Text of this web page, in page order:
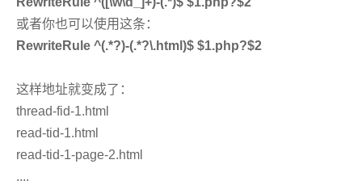
或者你也可以使用这条：
RewriteRule ^(.*?)-(.*?\.html)$ $1.php?$2
这样地址就变成了：
thread-fid-1.html
read-tid-1.html
read-tid-1-page-2.html
....